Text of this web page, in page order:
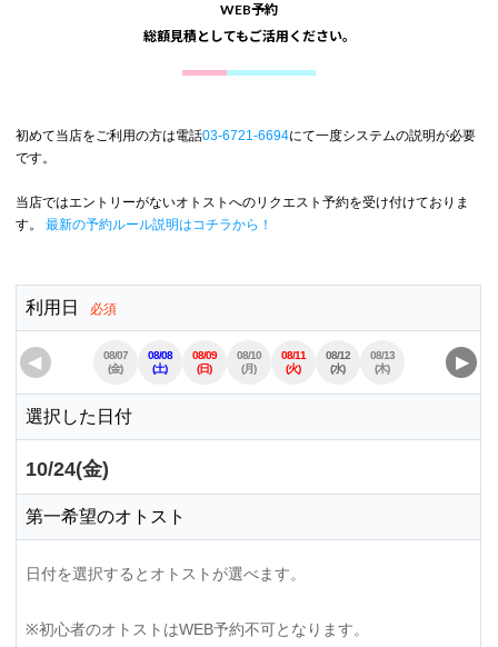
WEB予約
総額見積としてもご活用ください。
初めて当店をご利用の方は電話03-6721-6694にて一度システムの説明が必要
です。
当店ではエントリーがないオトストへのリクエスト予約を受け付けておりま
す。
最新の予約ルール説明はコチラから！
利用日 必須
◀
08/07
(金)
08/08
(土)
08/09
(日)
08/10
(月)
08/11
(火)
08/12
(水)
08/13
(木)
08/15
(土)
▶
選択した日付
10/24(金)
第一希望のオトスト
日付を選択するとオトストが選べます。
※初心者のオトストはWEB予約不可となります。